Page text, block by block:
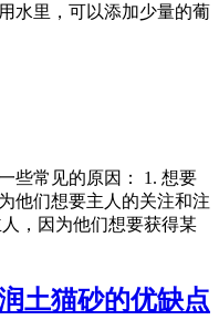
水里，可以添加少量的葡
些常见的原因： 1. 想要
他们想要主人的关注和注
，因为他们想要获得某
土猫砂的优缺点